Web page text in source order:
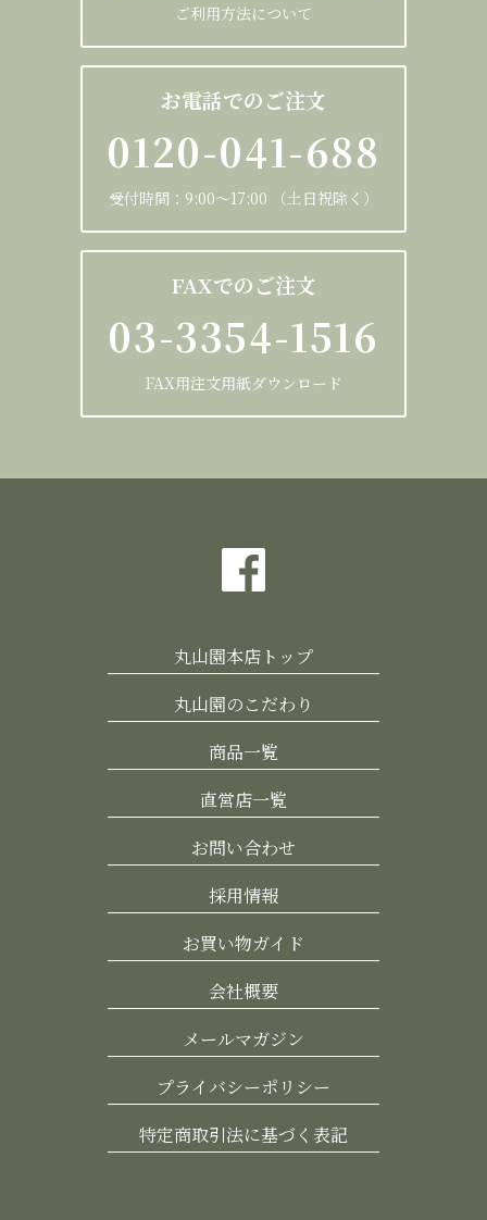
ご利用方法について
お電話でのご注文
0120-041-688
受付時間：9:00～17:00 （土日祝除く）
FAXでのご注文
03-3354-1516
FAX用注文用紙ダウンロード
丸山園本店トップ
丸山園のこだわり
商品一覧
直営店一覧
お問い合わせ
採用情報
お買い物ガイド
会社概要
メールマガジン
プライバシーポリシー
特定商取引法に基づく表記